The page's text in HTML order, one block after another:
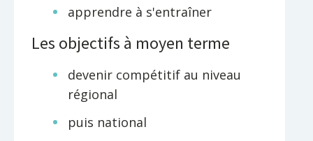
apprendre à s'entraîner
Les objectifs à moyen terme
devenir compétitif au niveau
régional
puis national